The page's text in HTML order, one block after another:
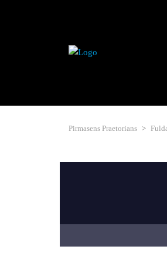
Pirmasens Praetorians >